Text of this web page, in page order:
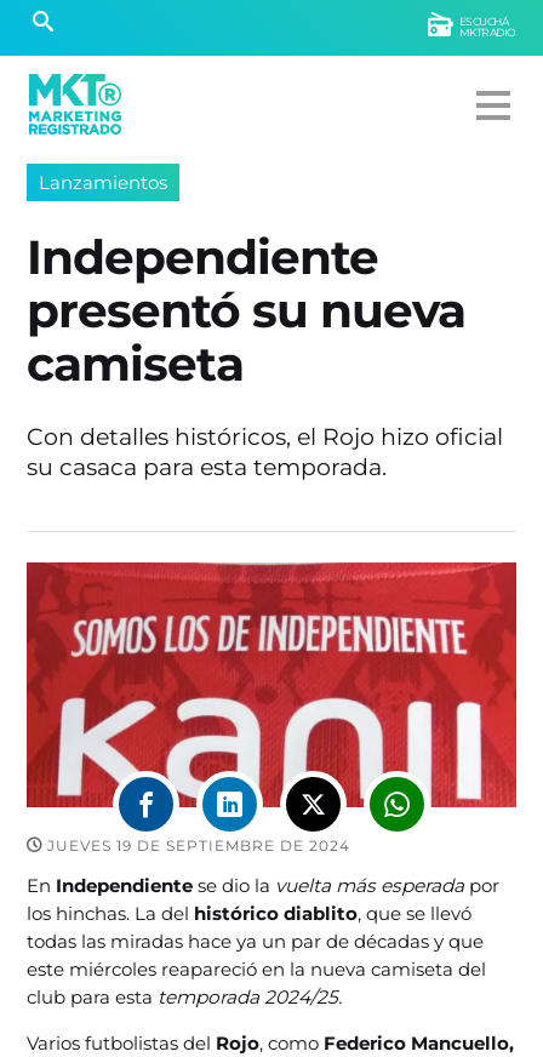
ESCUCHÁ
MKTRADIO
Lanzamientos
Independiente
presentó su nueva
camiseta
Con detalles históricos, el Rojo hizo oficial
su casaca para esta temporada.
JUEVES 19 DE SEPTIEMBRE DE 2024
En Independiente se dio la vuelta más esperada por
los hinchas. La del histórico diablito, que se llevó
todas las miradas hace ya un par de décadas y que
este miércoles reapareció en la nueva camiseta del
club para esta temporada 2024/25.
Varios futbolistas del Rojo, como Federico Mancuello,